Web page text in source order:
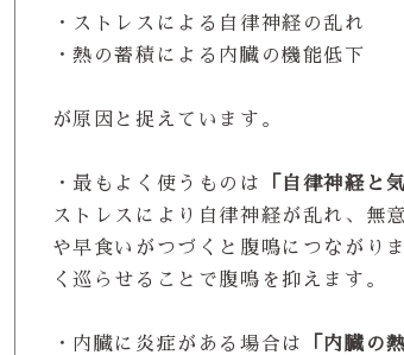
・ストレスによる自律神経の乱れ
・熱の蓄積による内臓の機能低下
が原因と捉えています。
・最もよく使うものは 「自律神経と
ストレスにより自律神経が乱れ、無
や早食いがつづくと腹鳴につながり
く巡らせることで腹鳴を抑えます。
・内臓に炎症がある場合は 「内臓の